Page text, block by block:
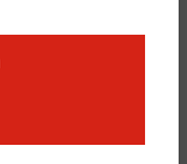
ins Archiv
Nur das Datum